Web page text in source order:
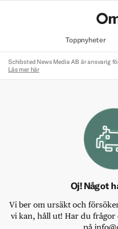
Toppnyheter
Schibsted News Media AB är ansvarig
Läs mer här
Oj! Något
Vi ber om ursäkt och
vi kan, håll ut! Har du frågor